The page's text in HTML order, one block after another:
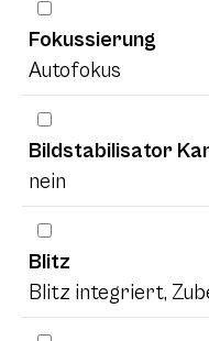
Fokussierung
Autofokus
Bildstabilisator
nein
Blitz
Blitz integriert,